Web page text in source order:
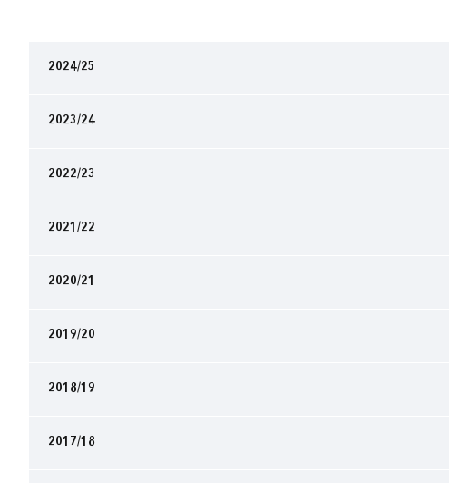
2024/25
2023/24
2022/23
2021/22
2020/21
2019/20
2018/19
2017/18